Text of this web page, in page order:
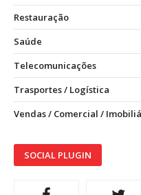
Restauração
Saúde
Telecomunicações
Trasportes / Logística
Vendas / Comercial /
SOCIAL PLUGIN